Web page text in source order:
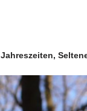
Jahreszeiten,